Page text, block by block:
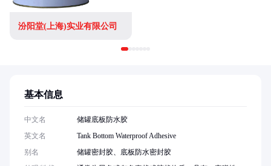
汾阳堂(上海)实业有限公司
基本信息
中文名
储罐底板防水胶
英文名
Tank Bottom Waterproof Adhesive
别名
储罐密封胶、底板防水密封胶